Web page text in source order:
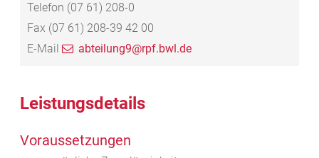
Telefon (07 61) 208-0
Fax (07 61) 208-39 42 00
E-Mail
abteilung9@rpf.bwl.de
Leistungsdetails
Voraussetzungen